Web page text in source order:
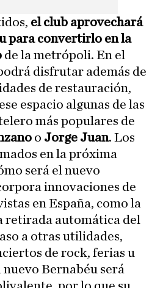
el club aprovechará
para convertirlo en la
de la metrópoli. En el
disfrutar además de
de restauración,
espacio algunas de las
más populares de
o Jorge Juan. Los
en la próxima
será el nuevo
innovaciones de
en España, como la
retirada automática del
a otras utilidades,
de rock, ferias u
Bernabéu será